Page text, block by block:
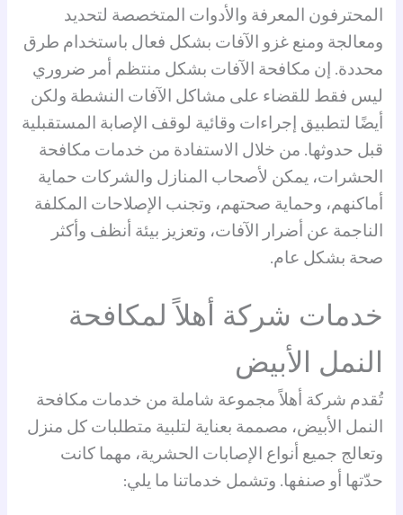
المحترفون المعرفة والأدوات المتخصصة لتحديد
ومعالجة ومنع غزو الآفات بشكل فعال باستخدام طرق
محددة. إن مكافحة الآفات بشكل منتظم أمر ضروري
ليس فقط للقضاء على مشاكل الآفات النشطة ولكن
أيضًا لتطبيق إجراءات وقائية لوقف الإصابة المستقبلية
قبل حدوثها. من خلال الاستفادة من خدمات مكافحة
الحشرات، يمكن لأصحاب المنازل والشركات حماية
أماكنهم، وحماية صحتهم، وتجنب الإصلاحات المكلفة
الناجمة عن أضرار الآفات، وتعزيز بيئة أنظف وأكثر
صحة بشكل عام.
خدمات شركة أهلاً لمكافحة
النمل الأبيض
تُقدم شركة أهلاً مجموعة شاملة من خدمات مكافحة
النمل الأبيض، مصممة بعناية لتلبية متطلبات كل منزل
وتعالج جميع أنواع الإصابات الحشرية، مهما كانت
حدّتها أو صنفها. وتشمل خدماتنا ما يلي: